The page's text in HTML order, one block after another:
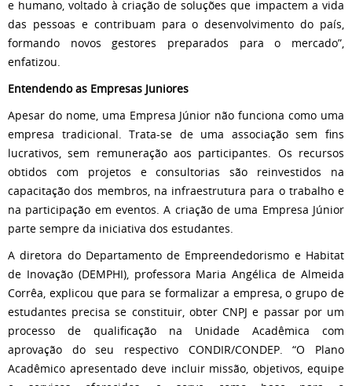
e humano, voltado à criação de soluções que impactem a vida
das pessoas e contribuam para o desenvolvimento do país,
formando novos gestores preparados para o mercado”,
enfatizou.
Entendendo as Empresas Juniores
Apesar do nome, uma Empresa Júnior não funciona como uma
empresa tradicional. Trata-se de uma associação sem fins
lucrativos, sem remuneração aos participantes. Os recursos
obtidos com projetos e consultorias são reinvestidos na
capacitação dos membros, na infraestrutura para o trabalho e
na participação em eventos. A criação de uma Empresa Júnior
parte sempre da iniciativa dos estudantes.
A diretora do Departamento de Empreendedorismo e Habitat
de Inovação (DEMPHI), professora Maria Angélica de Almeida
Corrêa, explicou que para se formalizar a empresa, o grupo de
estudantes precisa se constituir, obter CNPJ e passar por um
processo de qualificação na Unidade Acadêmica com
aprovação do seu respectivo CONDIR/CONDEP. “O Plano
Acadêmico apresentado deve incluir missão, objetivos, equipe